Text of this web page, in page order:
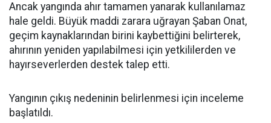
Ancak yangında ahır tamamen yanarak kullanılamaz
hale geldi. Büyük maddi zarara uğrayan Şaban Onat,
geçim kaynaklarından birini kaybettiğini belirterek,
ahırının yeniden yapılabilmesi için yetkililerden ve
hayırseverlerden destek talep etti.
Yangının çıkış nedeninin belirlenmesi için inceleme
başlatıldı.